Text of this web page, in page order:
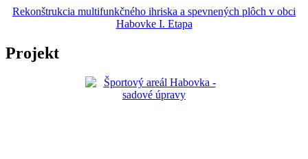
Rekonštrukcia multifunkčného ihriska a spevnených plôch v obci
Habovke I. Etapa
Projekt